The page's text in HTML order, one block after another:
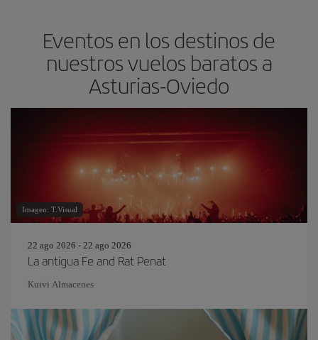
Eventos en los destinos de
nuestros vuelos baratos a
Asturias-Oviedo
Imagen: T.Visual
22 ago 2026 - 22 ago 2026
La antigua Fe and Rat Penat
Kuivi Almacenes